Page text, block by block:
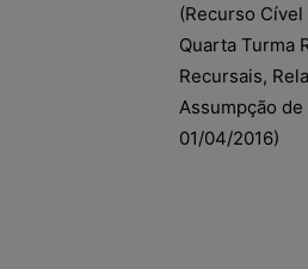
(Recurso
Quarta Turma
Recursais,
Assumpção
01/04/2016)